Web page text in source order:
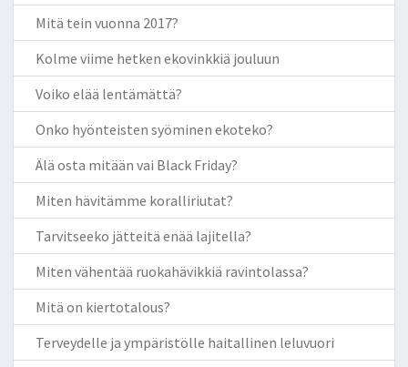
Mitä tein vuonna 2017?
Kolme viime hetken ekovinkkiä jouluun
Voiko elää lentämättä?
Onko hyönteisten syöminen ekoteko?
Älä osta mitään vai Black Friday?
Miten hävitämme koralliriutat?
Tarvitseeko jätteitä enää lajitella?
Miten vähentää ruokahävikkiä ravintolassa?
Mitä on kiertotalous?
Terveydelle ja ympäristölle haitallinen leluvuori